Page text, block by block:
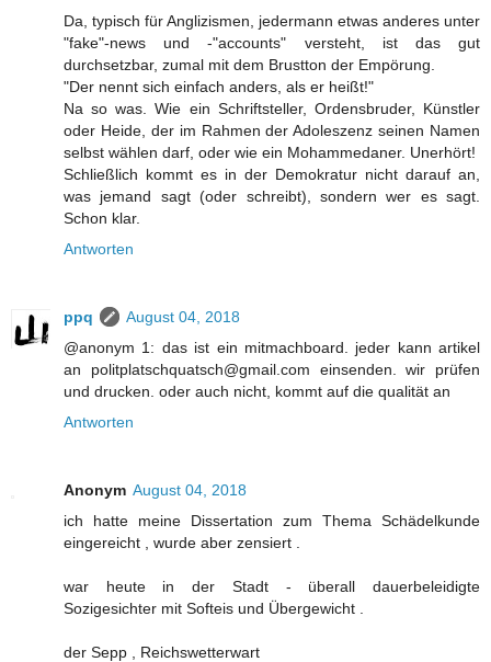
Da, typisch für Anglizismen, jedermann etwas anderes unter
"fake"-news und -"accounts" versteht, ist das gut
durchsetzbar, zumal mit dem Brustton der Empörung.
"Der nennt sich einfach anders, als er heißt!"
Na so was. Wie ein Schriftsteller, Ordensbruder, Künstler
oder Heide, der im Rahmen der Adoleszenz seinen Namen
selbst wählen darf, oder wie ein Mohammedaner. Unerhört!
Schließlich kommt es in der Demokratur nicht darauf an,
was jemand sagt (oder schreibt), sondern wer es sagt.
Schon klar.
Antworten
ppq
August 04, 2018
@anonym 1: das ist ein mitmachboard. jeder kann artikel
an politplatschquatsch@gmail.com einsenden. wir prüfen
und drucken. oder auch nicht, kommt auf die qualität an
Antworten
Anonym August 04, 2018
ich hatte meine Dissertation zum Thema Schädelkunde
eingereicht , wurde aber zensiert .
war heute in der Stadt - überall dauerbeleidigte
Sozigesichter mit Softeis und Übergewicht .
der Sepp , Reichswetterwart